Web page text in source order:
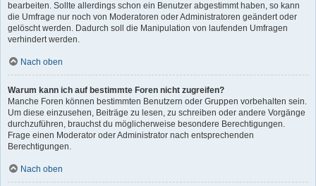
bearbeiten. Sollte allerdings schon ein Benutzer abgestimmt haben, so kann
die Umfrage nur noch von Moderatoren oder Administratoren geändert oder
gelöscht werden. Dadurch soll die Manipulation von laufenden Umfragen
verhindert werden.
Nach oben
Warum kann ich auf bestimmte Foren nicht zugreifen?
Manche Foren können bestimmten Benutzern oder Gruppen vorbehalten sein.
Um diese einzusehen, Beiträge zu lesen, zu schreiben oder andere Vorgänge
durchzuführen, brauchst du möglicherweise besondere Berechtigungen.
Frage einen Moderator oder Administrator nach entsprechenden
Berechtigungen.
Nach oben